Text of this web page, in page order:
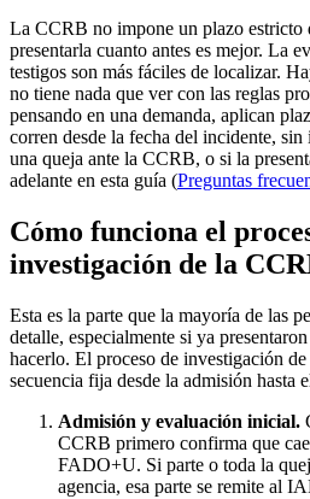
La CCRB no impone un plazo estricto
presentarla cuanto antes es mejor. La
testigos son más fáciles de localizar.
no tiene nada que ver con las reglas
pensando en una demanda, aplican
corren desde la fecha del incidente,
una queja ante la CCRB, o si la
adelante en esta guía (Preguntas
Cómo funciona el
investigación de la
Esta es la parte que la mayoría de las
detalle, especialmente si ya
hacerlo. El proceso de investigación
secuencia fija desde la admisión hasta
Admisión y evaluación inicial.
CCRB primero confirma que
FADO+U. Si parte o toda la
agencia, esa parte se remite al